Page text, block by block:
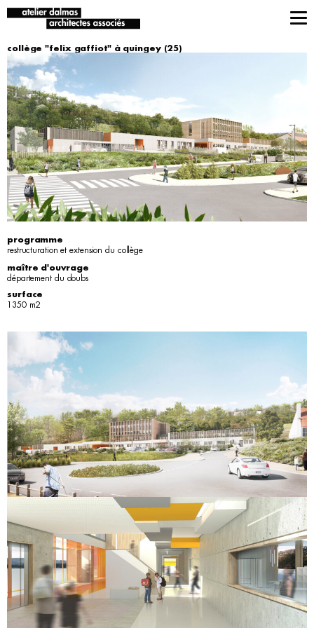
collège "felix gaffiot" à quingey (25)
programme
restructuration et extension du collège
maître d'ouvrage
département du doubs
surface
1350 m2